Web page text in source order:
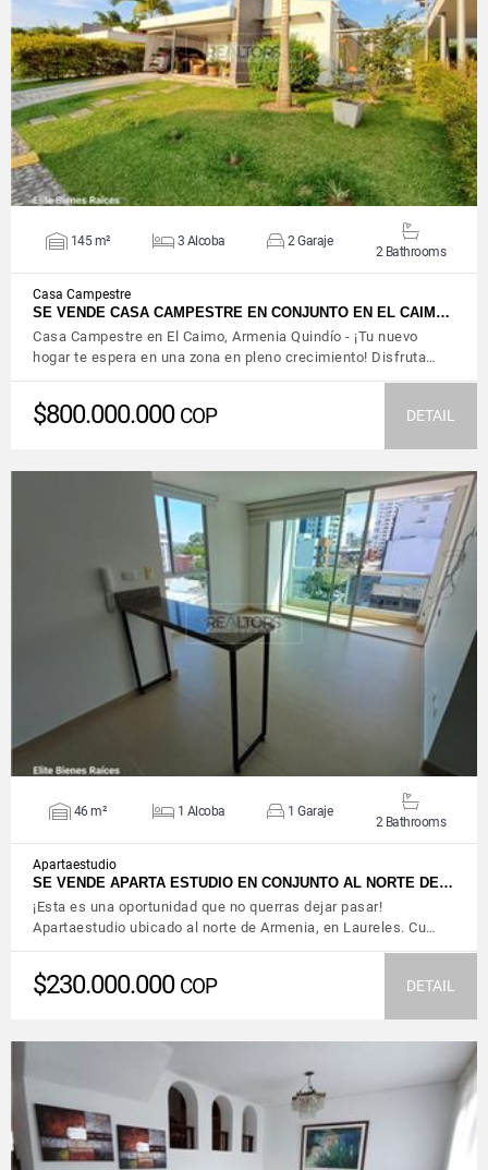
VIEW DETAILS
145 m² 3 Alcoba 2 Garaje
2 Bathrooms
Casa Campestre
SE VENDE CASA CAMPESTRE EN CONJUNTO EN EL CAIM…
Casa Campestre en El Caimo, Armenia Quindío - ¡Tu nuevo
hogar te espera en una zona en pleno crecimiento! Disfruta…
$800.000.000 COP DETAIL
VIEW DETAILS
46 m² 1 Alcoba 1 Garaje
2 Bathrooms
Apartaestudio
SE VENDE APARTA ESTUDIO EN CONJUNTO AL NORTE DE…
¡Esta es una oportunidad que no querras dejar pasar!
Apartaestudio ubicado al norte de Armenia, en Laureles. Cu…
$230.000.000 COP DETAIL